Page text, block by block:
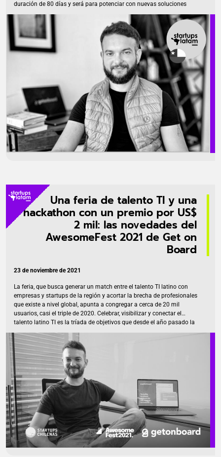
duración de 80 días y será para potenciar con nuevas soluciones
digitales Respecto a la decisión de realizar esta jugada de inversión
mediante crowdfunding, su CEO, Sergio Nouvel señala que
«queremos que la comunidad esté involucrada. Somos un negocio
fuertemente enfocado a la comunidad y queremos que puedan tener
un pedacito de nuestro proyecto» (…) La idea es […]
Una feria de talento TI y una
hackathon con un premio por US$
2 mil: las novedades del
AwesomeFest 2021 de Get on
Board
23 de noviembre de 2021
La feria, que busca generar un match entre el talento TI latino con
empresas y startups de la región y acortar la brecha de profesionales
que existe a nivel global, apunta a congregar a cerca de 20 mil
usuarios, casi el triple de 2020. Celebrar, visibilizar y conectar el
talento latino TI es la tríada de objetivos que desde el año pasado la
startup Get on Board, que desarrollo una plataforma para administrar
el proceso de reclutamiento de profesionales TI y que agrupa a
empresas y profesionales, persigue con su evento AwesomeFest, que
este 14, 15 y 16 de diciembre […]